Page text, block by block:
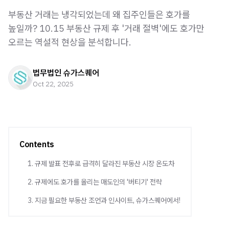
부동산 거래는 냉각되었는데 왜 집주인들은 호가를
높일까? 10.15 부동산 규제 후 '거래 절벽'에도 호가만
오르는 역설적 현상을 분석합니다.
법무법인 슈가스퀘어
Oct 22, 2025
Contents
1. 규제 발표 전후로 급격히 달라진 부동산 시장 온도차
2. 규제에도 호가를 올리는 매도인의 '버티기' 전략
3. 지금 필요한 부동산 조언과 인사이트, 슈가스퀘어에서!